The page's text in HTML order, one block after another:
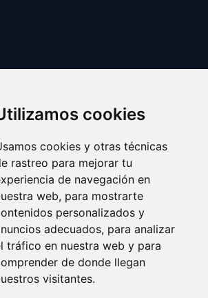
cookies
cookies y otras técnicas
rastreo para mejorar tu
de navegación en
web, para mostrarte
personalizados y
adecuados, para analizar
tráfico en nuestra web y para
de donde llegan
visitantes.
cookies preferences
© 2025 bocas.es